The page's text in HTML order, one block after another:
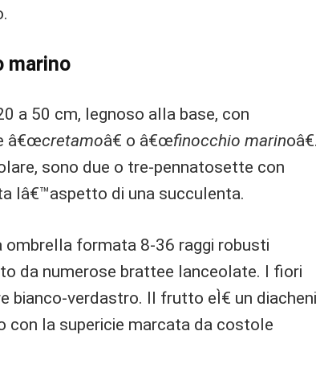
marino
a 50 cm, legnoso alla base, con
â€œcretamoâ€ o â€œfinocchio marinoâ€.
sono due o tre-pennatosette con
lâ€™aspetto di una succulenta.
formata 8-36 raggi robusti
da numerose brattee lanceolate. I fiori
bianco-verdastro. Il frutto eÌ€ un
con la supericie marcata da costole